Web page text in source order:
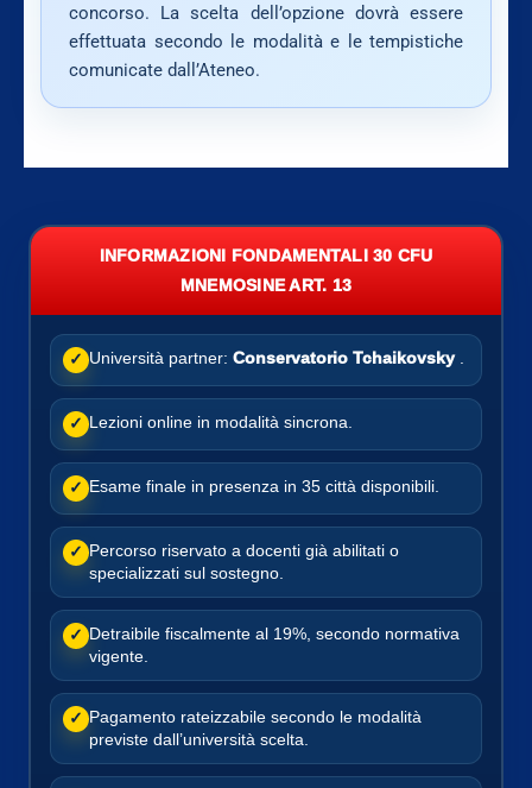
concorso. La scelta dell’opzione dovrà essere
effettuata secondo le modalità e le tempistiche
comunicate dall’Ateneo.
INFORMAZIONI FONDAMENTALI 30 CFU
MNEMOSINE ART. 13
✓ Università partner: Conservatorio Tchaikovsky
✓ Lezioni online in modalità sincrona.
✓ Esame finale in presenza in 35 città disponibili.
✓ Percorso riservato a docenti già abilitati o
specializzati sul sostegno.
✓ Detraibile fiscalmente al 19%, secondo normativa
vigente.
✓ Pagamento rateizzabile secondo le modalità
previste dall’università scelta.